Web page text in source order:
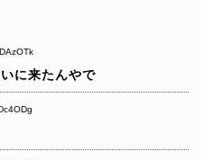
に来たんやで